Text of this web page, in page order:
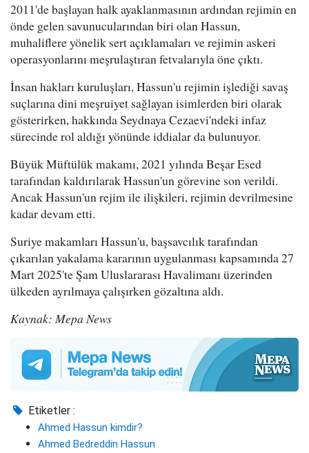
2011'de başlayan halk ayaklanmasının ardından rejimin en
önde gelen savunucularından biri olan Hassun,
muhaliflere yönelik sert açıklamaları ve rejimin askeri
operasyonlarını meşrulaştıran fetvalarıyla öne çıktı.
İnsan hakları kuruluşları, Hassun'u rejimin işlediği savaş
suçlarına dini meşruiyet sağlayan isimlerden biri olarak
gösterirken, hakkında Seydnaya Cezaevi'ndeki infaz
sürecinde rol aldığı yönünde iddialar da bulunuyor.
Büyük Müftülük makamı, 2021 yılında Beşar Esed
tarafından kaldırılarak Hassun'un görevine son verildi.
Ancak Hassun'un rejim ile ilişkileri, rejimin devrilmesine
kadar devam etti.
Suriye makamları Hassun'u, başsavcılık tarafından
çıkarılan yakalama kararının uygulanması kapsamında 27
Mart 2025'te Şam Uluslararası Havalimanı üzerinden
ülkeden ayrılmaya çalışırken gözaltına aldı.
Kaynak: Mepa News
Etiketler :
Ahmed Hassun kimdir?
Ahmed Bedreddin Hassun